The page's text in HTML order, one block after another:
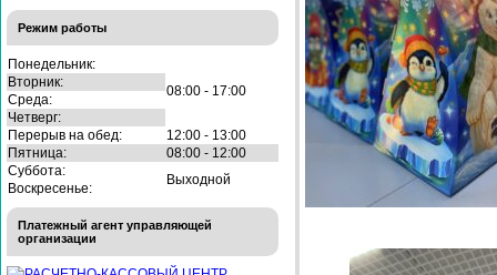
Режим работы
Понедельник:
08:00 - 17:00
Вторник:
Среда:
Четверг:
Перерыв на обед:
12:00 - 13:00
Пятница:
08:00 - 12:00
Суббота:
Выходной
Воскресенье:
Платежный агент управляющей
организации